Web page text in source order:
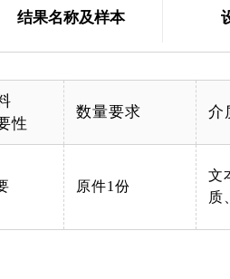
结果名称及样本
性
数量要求 介
原件1份
文
质